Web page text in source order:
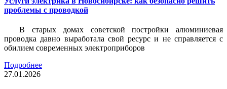
проблемы с проводкой
В старых домах советской постройки алюминиевая
проводка давно выработала свой ресурс и не справляется с
обилием современных электроприборов
Подробнее
27.01.2026